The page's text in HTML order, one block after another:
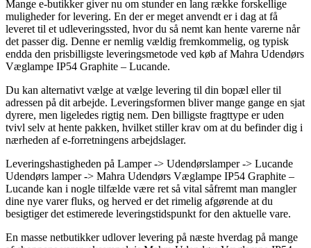
Mange e-butikker giver nu om stunder en lang række forskellige
muligheder for levering. En der er meget anvendt er i dag at få
leveret til et udleveringssted, hvor du så nemt kan hente varerne når
det passer dig. Denne er nemlig vældig fremkommelig, og typisk
endda den prisbilligste leveringsmetode ved køb af Mahra Udendørs
Væglampe IP54 Graphite – Lucande.
Du kan alternativt vælge at vælge levering til din bopæl eller til
adressen på dit arbejde. Leveringsformen bliver mange gange en sjat
dyrere, men ligeledes rigtig nem. Den billigste fragttype er uden
tvivl selv at hente pakken, hvilket stiller krav om at du befinder dig i
nærheden af e-forretningens arbejdslager.
Leveringshastigheden på Lamper -> Udendørslamper -> Lucande
Udendørs lamper -> Mahra Udendørs Væglampe IP54 Graphite –
Lucande kan i nogle tilfælde være ret så vital såfremt man mangler
dine nye varer fluks, og herved er det rimelig afgørende at du
besigtiger det estimerede leveringstidspunkt for den aktuelle vare.
En masse netbutikker udlover levering på næste hverdag på mange